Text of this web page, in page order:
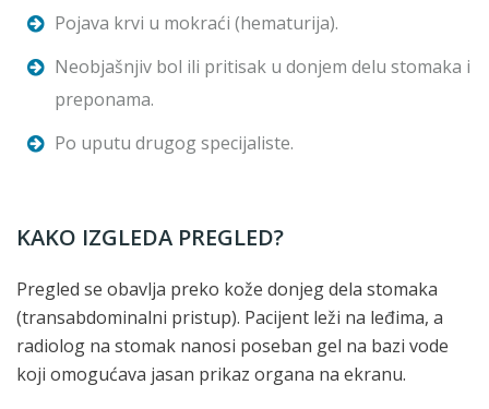
Pojava krvi u mokraći (hematurija).
Neobjašnjiv bol ili pritisak u donjem delu stomaka i
preponama.
Po uputu drugog specijaliste.
KAKO IZGLEDA PREGLED?
Pregled se obavlja preko kože donjeg dela stomaka
(transabdominalni pristup). Pacijent leži na leđima, a
radiolog na stomak nanosi poseban gel na bazi vode
koji omogućava jasan prikaz organa na ekranu.